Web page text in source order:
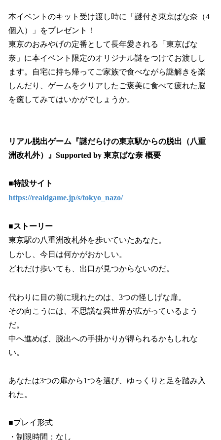
本イベントのキット受け渡し時に「謎付き東京ばな奈（4
個入）」をプレゼント！
東京のおみやげの定番として長年愛される「東京ばな
奈」に本イベント限定のオリジナル謎をつけてお渡しし
ます。自宅に持ち帰ってご家族で食べながら謎解きを楽
しんだり、ゲームをクリアしたご褒美に食べて疲れた脳
を癒してみてはいかがでしょうか。
リアル脱出ゲーム『謎だらけの東京駅からの脱出（八重
洲改札外）』Supported by 東京ばな奈 概要
■特設サイト
https://realdgame.jp/s/tokyo_nazo/
■ストーリー
東京駅の八重洲改札外を歩いていたあなた。
しかし、今日は何かがおかしい。
どれだけ歩いても、出口が見つからないのだ。
代わりに目の前に現れたのは、3つの怪しげな扉。
その向こうには、不思議な異世界が広がっているよう
だ。
中へ進めば、脱出への手掛かりが得られるかもしれな
い。
あなたは3つの扉から1つを選び、ゆっくりと足を踏み入
れた。
■プレイ形式
・制限時間：なし